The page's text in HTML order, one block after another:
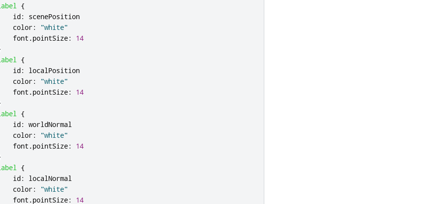
{
id:
scenePosition
color:
"white"
font .pointSize:
14
{
id:
localPosition
color:
"white"
font .pointSize:
14
{
id: worldNormal
color:
"white"
font .pointSize:
14
{
id:
localNormal
color:
"white"
font .pointSize:
14